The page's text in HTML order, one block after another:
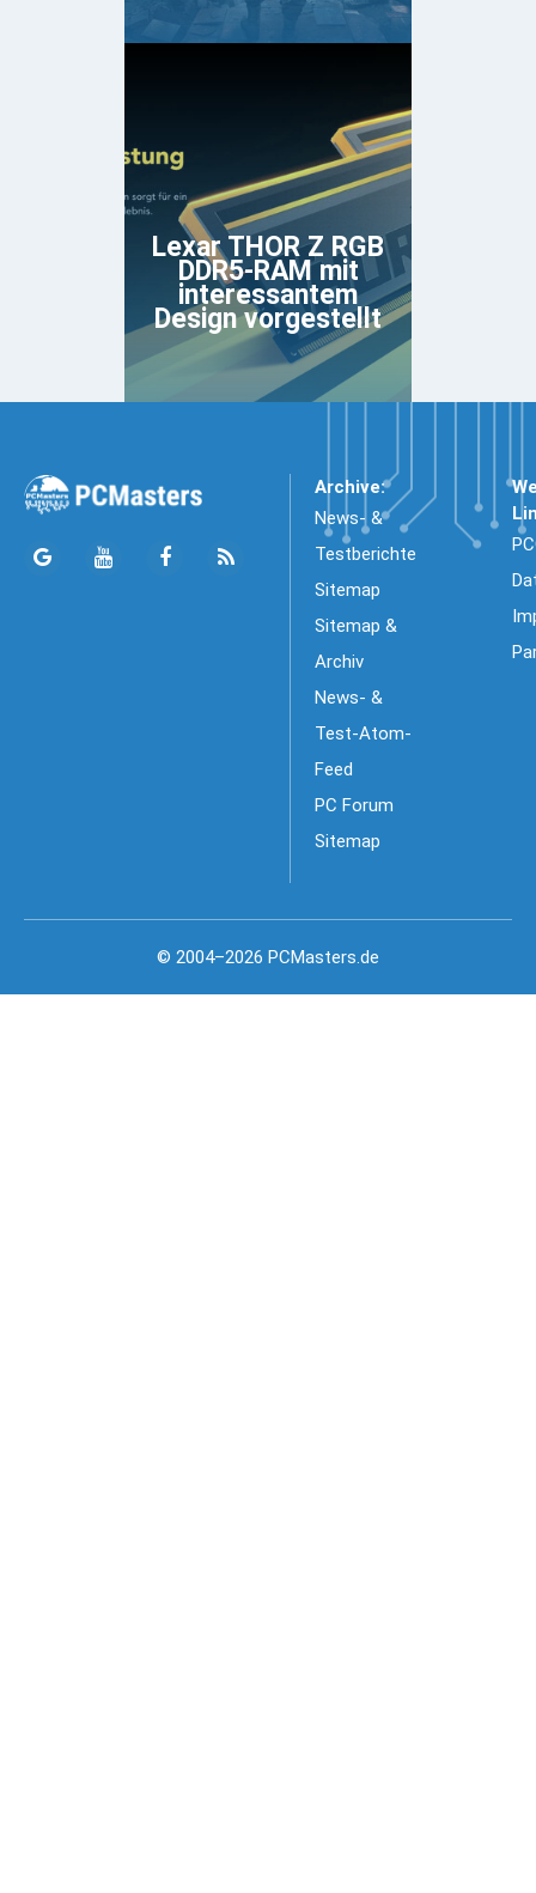
Lexar THOR Z RGB
DDR5-RAM mit
interessantem
Design vorgestellt
Archive:
News- &
Testberichte
Sitemap
Sitemap &
Archiv
News- &
Test-Atom-
Feed
PC Forum
Sitemap
© 2004–2026 PCMasters.de